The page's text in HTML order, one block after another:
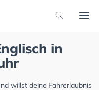
in
willst deine Fahrerlaubnis